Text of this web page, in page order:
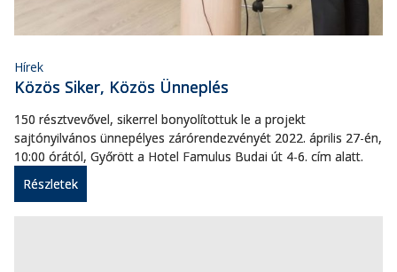
Hírek
Közös Siker, Közös Ünneplés
150 résztvevővel, sikerrel bonyolítottuk le a projekt
sajtónyilvános ünnepélyes zárórendezvényét 2022. április 27-én,
10:00 órától, Győrött a Hotel Famulus Budai út 4-6. cím alatt.
Részletek